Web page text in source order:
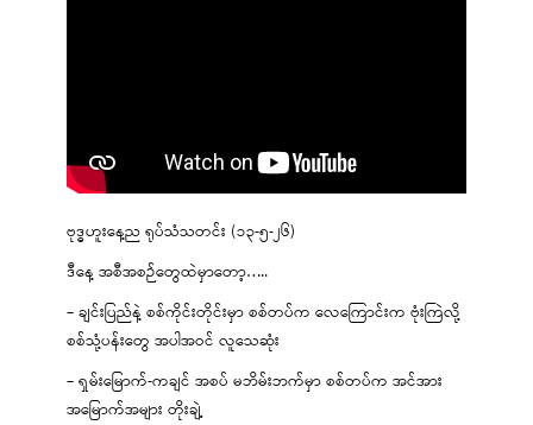
ဗုဒ္ဓဟူးနေ့ည ရုပ်သံသတင်း (၁၃-၅-၂၆)
ဒီနေ့ အစီအစဉ်တွေထဲမှာတော့…..
– ချင်းပြည်နဲ့ စစ်ကိုင်းတိုင်းမှာ စစ်တပ်က လေကြောင်းက ဗုံးကြဲလို့
စစ်သုံ့ပန်းတွေ အပါအဝင် လူသေဆုံး
– ရှမ်းမြောက်-ကချင် အစပ် မဘိမ်းဘက်မှာ စစ်တပ်က အင်အား
အမြောက်အများ တိုးချဲ့